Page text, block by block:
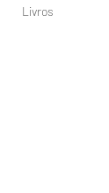
Livros